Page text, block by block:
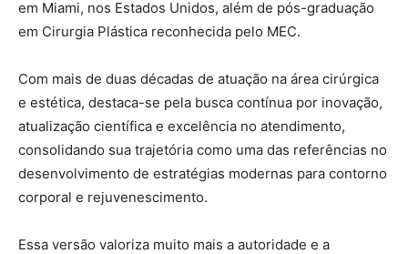
em Miami, nos Estados Unidos, além de pós-graduação
em Cirurgia Plástica reconhecida pelo MEC.
Com mais de duas décadas de atuação na área cirúrgica
e estética, destaca-se pela busca contínua por inovação,
atualização científica e excelência no atendimento,
consolidando sua trajetória como uma das referências no
desenvolvimento de estratégias modernas para contorno
corporal e rejuvenescimento.
Essa versão valoriza muito mais a autoridade e a